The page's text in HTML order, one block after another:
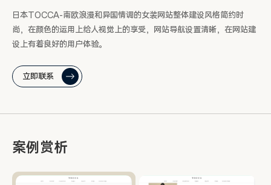
日本TOCCA-南欧浪漫和异国情调的女装网站整体建设风格简约时
尚，在颜色的运用上给人视觉上的享受，网站导航设置清晰，在网站建
设上有着良好的用户体验。
立即联系
案例赏析